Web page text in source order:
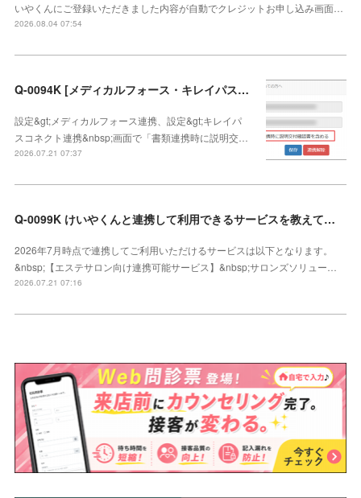
いやくんにご登録いただきました内容が自動でクレジットお申し込み画面…
2026.08.04 07:54
Q-0094K [メディカルフォース・キレイパスコネクト連携]説明交付確認書の連携方法
設定&gt;メディカルフォース連携、設定&gt;キレイパ
スコネクト連携&nbsp;画面で「書類連携時に説明交…
2026.07.21 07:37
Q-0099K けいやくんと連携して利用できるサービスを教えてください
2026年7月時点で連携してご利用いただけるサービスは以下となります。
&nbsp;【エステサロン向け連携可能サービス】&nbsp;サロンズソリュー…
2026.07.21 07:16